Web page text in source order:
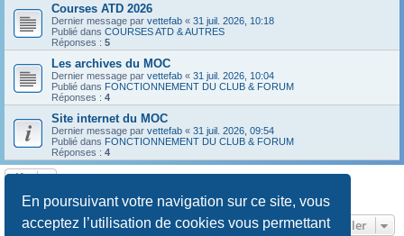
En poursuivant votre navigation sur ce site, vous
acceptez l’utilisation de cookies vous permettant
Courses ATD 2026
Dernier message par vettefab « 31 juil. 2026, 10:18
Publié dans COURSES ATD & AUTRES
Réponses : 5
Les archives du MOC
Dernier message par vettefab « 31 juil. 2026, 10:04
Publié dans FONCTIONNEMENT DU CLUB & FORUM
Réponses : 4
Site internet du MOC
Dernier message par vettefab « 31 juil. 2026, 09:54
Publié dans FONCTIONNEMENT DU CLUB & FORUM
Réponses : 4
La recherche a retourné 8 résultats • Page1
Aller